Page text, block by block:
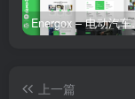
Energox
上一篇